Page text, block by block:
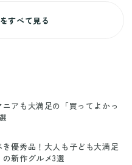
すべて見る
アも大満足の「買ってよかっ
優秀品！大人も子ども大満足
新作グルメ3選